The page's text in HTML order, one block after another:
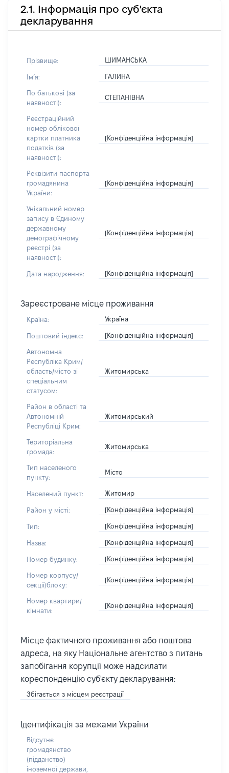
2.1. Інформація про суб'єкта
декларування
Прізвище: ШИМАНСЬКА
Імʼя: ГАЛИНА
По батькові (за
наявності):
СТЕПАНІВНА
Реєстраційний
номер облікової
картки платника
податків (за
наявності):
[Конфіденційна інформація]
Реквізити паспорта
громадянина
України:
[Конфіденційна інформація]
Унікальний номер
запису в Єдиному
державному
демографічному
реєстрі (за
наявності):
[Конфіденційна інформація]
Дата народження: [Конфіденційна інформація]
Зареєстроване місце проживання
Країна: Україна
Поштовий індекс: [Конфіденційна інформація]
Автономна
Республіка Крим/
область/місто зі
спеціальним
статусом:
Житомирська
Район в області та
Автономній
Республіці Крим:
Житомирський
Територіальна
громада:
Житомирська
Тип населеного
пункту:
Місто
Населений пункт: Житомир
Район у місті: [Конфіденційна інформація]
Тип: [Конфіденційна інформація]
Назва: [Конфіденційна інформація]
Номер будинку: [Конфіденційна інформація]
Номер корпусу/
секції/блоку:
[Конфіденційна інформація]
Номер квартири/
кімнати:
[Конфіденційна інформація]
Місце фактичного проживання або поштова
адреса, на яку Національне агентство з питань
запобігання корупції може надсилати
кореспонденцію суб'єкту декларування:
Збігається з місцем реєстрації
Ідентифікація за межами України
Відсутнє
громадянство
(підданство)
іноземної держави,